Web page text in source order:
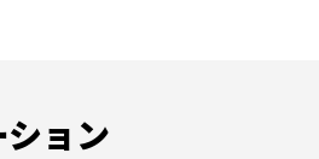
ョン